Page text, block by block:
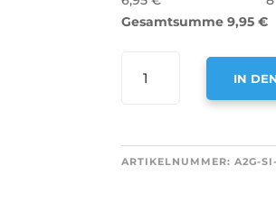
Gesamtsumme 9,95€
AKTIVKOHLEFILTER
FÜR
SIEMENS
IN
T
ARTIKELNUMMER:A2G-